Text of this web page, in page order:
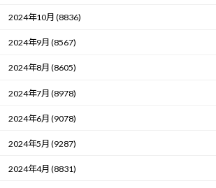
2024年10月 (8836)
2024年9月 (8567)
2024年8月 (8605)
2024年7月 (8978)
2024年6月 (9078)
2024年5月 (9287)
2024年4月 (8831)